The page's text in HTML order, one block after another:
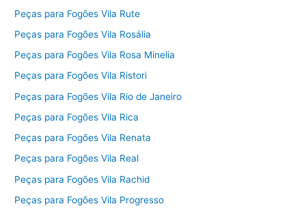
Peças para Fogões Vila Rute
Peças para Fogões Vila Rosália
Peças para Fogões Vila Rosa Minelia
Peças para Fogões Vila Ristori
Peças para Fogões Vila Rio de Janeiro
Peças para Fogões Vila Rica
Peças para Fogões Vila Renata
Peças para Fogões Vila Real
Peças para Fogões Vila Rachid
Peças para Fogões Vila Progresso